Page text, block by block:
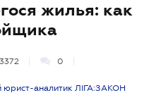
жилья: как
3372 0
аналитик ЛІГА:ЗАКОН